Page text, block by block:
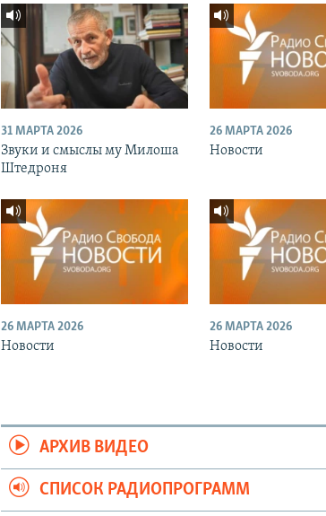
31 МАРТА 2026
Звуки и смыслы му Милоша
Штедроня
26 МАРТА 2026
Новости
26 МАРТА 2026
Новости
26 МАРТА 2026
Новости
АРХИВ ВИДЕО
СПИСОК РАДИОПРОГРАММ